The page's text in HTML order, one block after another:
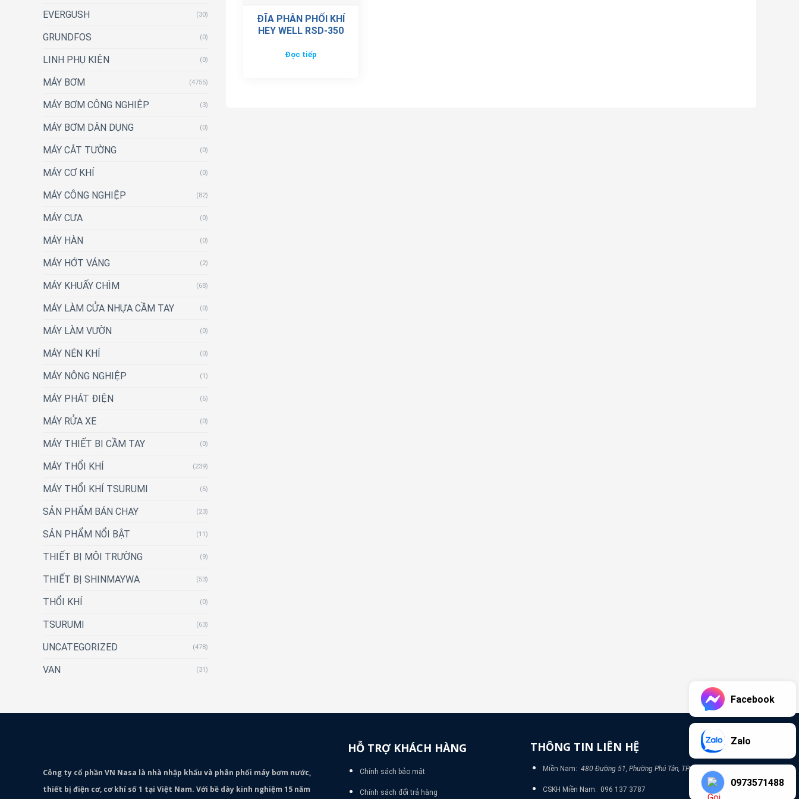
EVERGUSH (30)
GRUNDFOS (0)
LINH PHỤ KIỆN (0)
MÁY BƠM (4755)
MÁY BƠM CÔNG NGHIỆP (3)
MÁY BƠM DÂN DỤNG (0)
MÁY CẮT TƯỜNG (0)
MÁY CƠ KHÍ (0)
MÁY CÔNG NGHIỆP (82)
MÁY CƯA (0)
MÁY HÀN (0)
MÁY HỚT VÁNG (2)
MÁY KHUẤY CHÌM (68)
MÁY LÀM CỬA NHỰA CẦM TAY (0)
MÁY LÀM VƯỜN (0)
MÁY NÉN KHÍ (0)
MÁY NÔNG NGHIỆP (1)
MÁY PHÁT ĐIỆN (6)
MÁY RỬA XE (0)
MÁY THIẾT BỊ CẦM TAY (0)
MÁY THỔI KHÍ (239)
MÁY THỔI KHÍ TSURUMI (6)
SẢN PHẨM BÁN CHẠY (23)
SẢN PHẨM NỔI BẬT (11)
THIẾT BỊ MÔI TRƯỜNG (9)
THIẾT BỊ SHINMAYWA (53)
THỔI KHÍ (0)
TSURUMI (63)
UNCATEGORIZED (478)
VAN (31)
ĐĨA PHÂN PHỐI KHÍ
HEY WELL RSD-350
Đọc tiếp
Công ty cổ phần VN Nasa là nhà nhập khẩu và phân phối máy bơm nước,
thiết bị điện cơ, cơ khí số 1 tại Việt Nam. Với bề dày kinh nghiệm 15 năm
HỖ TRỢ KHÁCH HÀNG
Chính sách bảo mật
Chính sách đổi trả hàng
THÔNG TIN LIÊN HỆ
Miền Nam: 480 Đường 51, Phường Phú Tân, TP Bình Dương
CSKH Miền Nam: 096 137 3787
Facebook
Zalo
0973571488